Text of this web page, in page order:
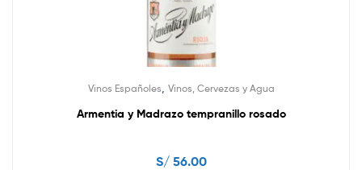
Vinos Españoles Vinos, Cervezas y Agua
Armentia y Madrazo tempranillo rosado
S/56.00